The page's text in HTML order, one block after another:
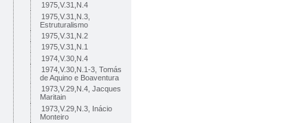
1975,V.31,N.4
1975,V.31,N.3,
Estruturalismo
1975,V.31,N.2
1975,V.31,N.1
1974,V.30,N.4
1974,V.30,N.1-3, Tomás
de Aquino e Boaventura
1973,V.29,N.4, Jacques
Maritain
1973,V.29,N.3, Inácio
Monteiro